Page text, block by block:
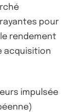
pour
rendement
acquisition
impulsée